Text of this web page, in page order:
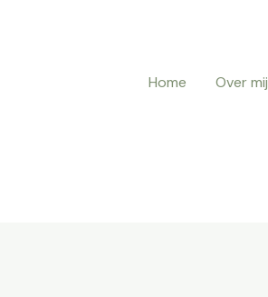
Home Over mij